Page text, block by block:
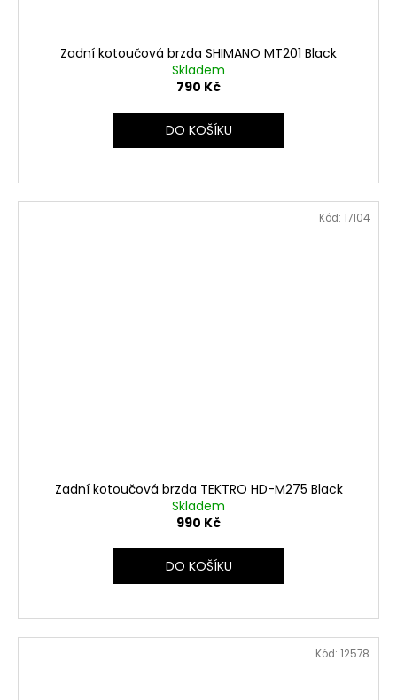
Zadní kotoučová brzda SHIMANO MT201 Black
Skladem
790 Kč
DO KOŠÍKU
Zadní kotoučová brzda TEKTRO HD-M275 Black
Skladem
990 Kč
DO KOŠÍKU
Kód: 17104
Kód: 12578